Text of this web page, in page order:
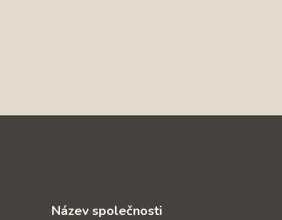
Název společnosti